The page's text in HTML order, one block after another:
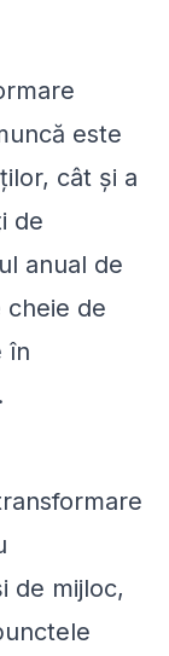
este
cât și a
de
anual de
de
în
de mijloc,